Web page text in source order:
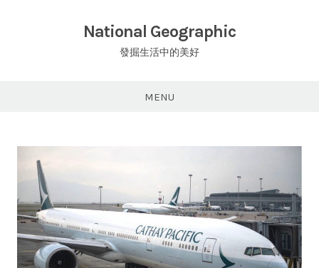
National Geographic
發掘生活中的美好
MENU